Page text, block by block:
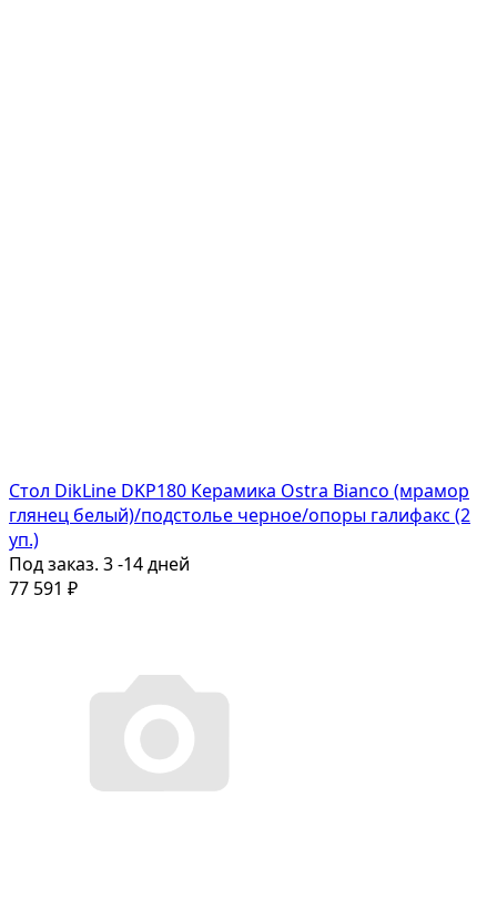
Стол DikLine DKP180 Керамика Ostra Bianco (мрамор
глянец белый)/подстолье черное/опоры галифакс (2
уп.)
Под заказ. 3 -14 дней
77 591 ₽